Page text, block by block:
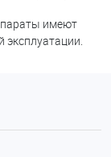
имеют